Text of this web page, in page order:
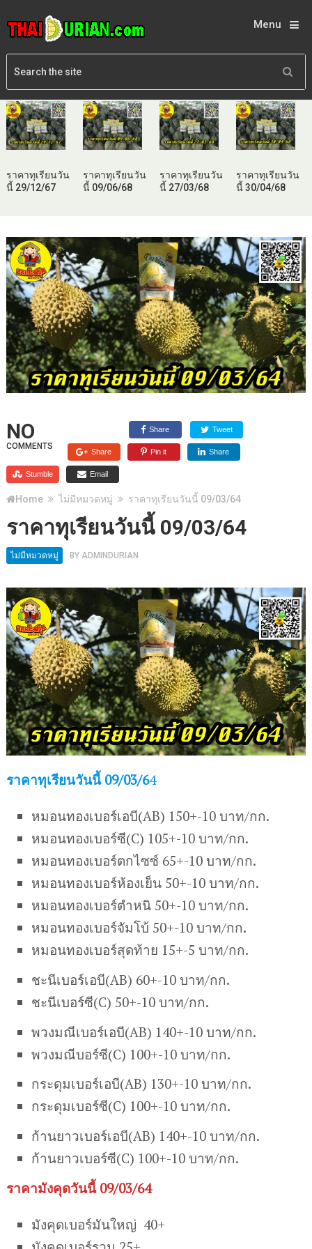
Menu
ราคาทุเรียนวัน
นี้ 29/12/67
ราคาทุเรียนวัน
นี้ 09/06/68
ราคาทุเรียนวัน
นี้ 27/03/68
ราคาทุเรียนวัน
นี้ 30/04/68
NO
COMMENTS
Share Tweet
Share Pin it Share
Stumble Email
Home ไม่มีหมวดหมู่ ราคาทุเรียนวันนี้ 09/03/64
ราคาทุเรียนวันนี้ 09/03/64
ไม่มีหมวดหมู่ BY ADMINDURIAN
ราคาทุเรียนวันนี้ 09/03/64
หมอนทองเบอร์เอบี(AB) 150+-10 บาท/กก.
หมอนทองเบอร์ซี(C) 105+-10 บาท/กก.
หมอนทองเบอร์ตกไซซ์ 65+-10 บาท/กก.
หมอนทองเบอร์ห้องเย็น 50+-10 บาท/กก.
หมอนทองเบอร์ตำหนิ 50+-10 บาท/กก.
หมอนทองเบอร์จัมโบ้ 50+-10 บาท/กก.
หมอนทองเบอร์สุดท้าย 15+-5 บาท/กก.
ชะนีเบอร์เอบี(AB) 60+-10 บาท/กก.
ชะนีเบอร์ซี(C) 50+-10 บาท/กก.
พวงมณีเบอร์เอบี(AB) 140+-10 บาท/กก.
พวงมณีบอร์ซี(C) 100+-10 บาท/กก.
กระดุมเบอร์เอบี(AB) 130+-10 บาท/กก.
กระดุมเบอร์ซี(C) 100+-10 บาท/กก.
ก้านยาวเบอร์เอบี(AB) 140+-10 บาท/กก.
ก้านยาวเบอร์ซี(C) 100+-10 บาท/กก.
ราคามังคุดวันนี้ 09/03/64
มังคุดเบอร์มันใหญ่ 40+